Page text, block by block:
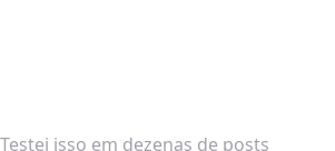
isso em dezenas de posts